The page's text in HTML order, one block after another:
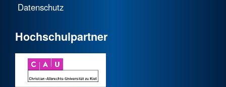
Datenschutz
Hochschulpartner